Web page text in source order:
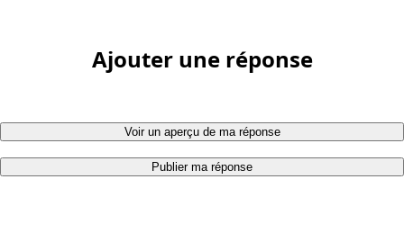
Ajouter une réponse
Voir un aperçu de ma réponse
Publier ma réponse